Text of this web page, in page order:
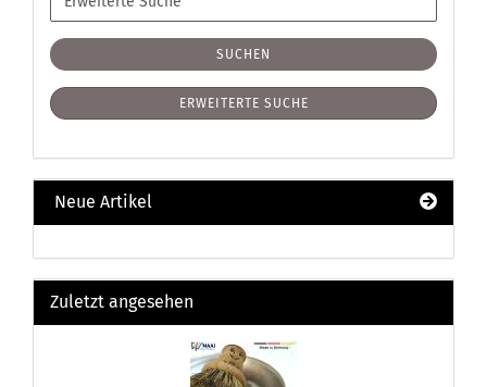
Suche
SUCHEN
ERWEITERTE SUCHE
Neue Artikel
Zuletzt angesehen